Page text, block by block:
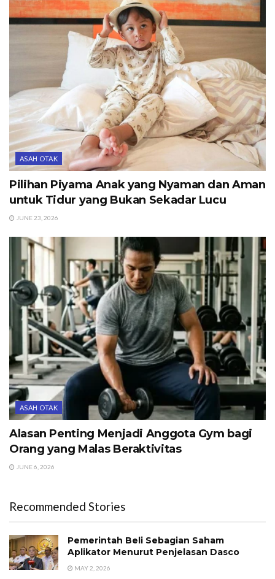
ASAH OTAK
Pilihan Piyama Anak yang Nyaman dan Aman
untuk Tidur yang Bukan Sekadar Lucu
JUNE 23, 2026
ASAH OTAK
Alasan Penting Menjadi Anggota Gym bagi
Orang yang Malas Beraktivitas
JUNE 6, 2026
Recommended Stories
Pemerintah Beli Sebagian Saham
Aplikator Menurut Penjelasan Dasco
MAY 2, 2026